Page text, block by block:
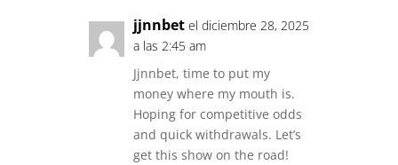
jjnnbet el diciembre 28, 2025
a las 2:45 am
Jjnnbet, time to put my
money where my mouth is.
Hoping for competitive odds
and quick withdrawals. Let’s
get this show on the road!